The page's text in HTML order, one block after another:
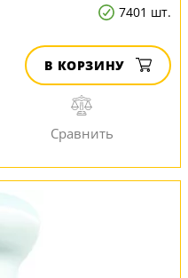
7401 шт.
В КОРЗИНУ